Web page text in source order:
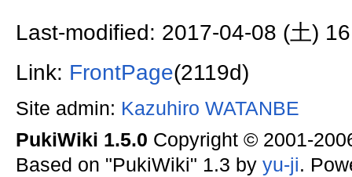
Last-modified: 2017-04-08 (土)
Link: FrontPage(2119d)
Site admin: Kazuhiro WATANBE
PukiWiki 1.5.0 Copyright © 2001-
Based on "PukiWiki" 1.3 by yu-ji.